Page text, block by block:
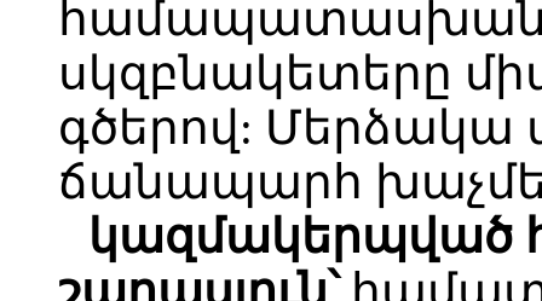
սկզբնակետերը
գծերով: Մերձակա
ճանապարհ
կազմակերպված